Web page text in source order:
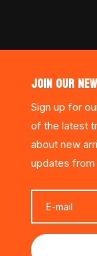
JOIN OUR
Sign up for
of the latest
about new
updates from